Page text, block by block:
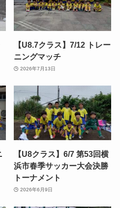
【U8.7クラス】7/12 トレー
ニングマッチ
2026年7月13日
【U8クラス】6/7 第53回横
浜市春季サッカー大会決勝
トーナメント
2026年6月9日